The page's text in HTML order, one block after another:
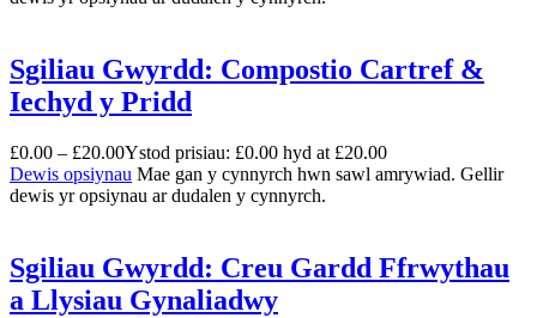
Sgiliau Gwyrdd: Compostio Cartref &
Iechyd y Pridd
£0.00 – £20.00Ystod prisiau: £0.00 hyd at £20.00
Dewis opsiynau Mae gan y cynnyrch hwn sawl amrywiad. Gellir
dewis yr opsiynau ar dudalen y cynnyrch.
Sgiliau Gwyrdd: Creu Gardd Ffrwythau
a Llysiau Gynaliadwy